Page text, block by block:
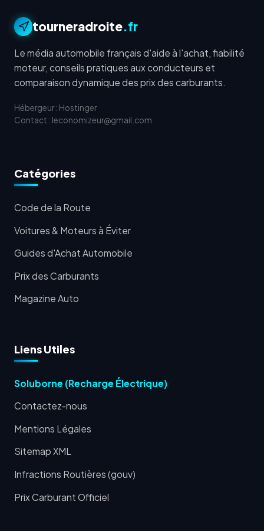
tourneradroite.fr
Le média automobile français d'aide à l'achat, fiabilité
moteur, conseils pratiques aux conducteurs et
comparaison dynamique des prix des carburants.
Hébergeur : Hostinger
Contact : leconomizeur@gmail.com
Catégories
Code de la Route
Voitures & Moteurs à Éviter
Guides d'Achat Automobile
Prix des Carburants
Magazine Auto
Liens Utiles
Soluborne (Recharge Électrique)
Contactez-nous
Mentions Légales
Sitemap XML
Infractions Routières (gouv)
Prix Carburant Officiel